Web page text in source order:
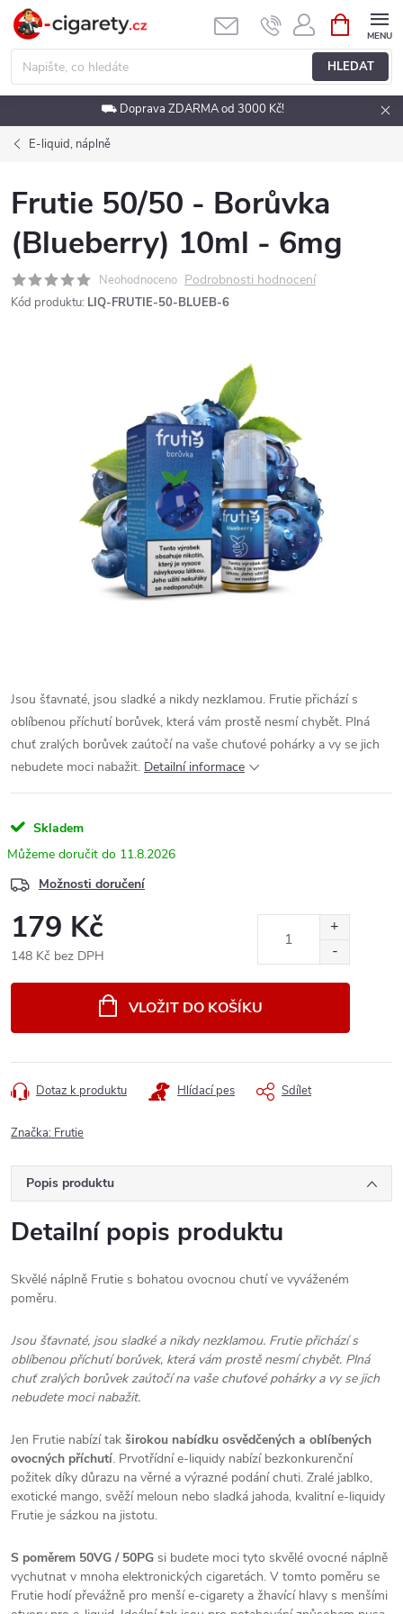
Přejít
obsah
HLEDAT
NÁKUPNÍ
KOŠÍK
⛟ Doprava ZDARMA od 3000 Kč!
E-liquid, náplně
Frutie 50/50 - Borůvka
(Blueberry) 10ml - 6mg
Neohodnoceno Podrobnosti hodnocení
Kód produktu: LIQ-FRUTIE-50-BLUEB-6
Jsou šťavnaté, jsou sladké a nikdy nezklamou. Frutie přichází s
oblíbenou příchutí borůvek, která vám prostě nesmí chybět. Plná
chuť zralých borůvek zaútočí na vaše chuťové pohárky a vy se jich
nebudete moci nabažit. Detailní informace
Skladem
11.8.2026
Možnosti doručení
179 Kč
148 Kč bez DPH
VLOŽIT DO KOŠÍKU
Dotaz k produktu Hlídací pes Sdílet
Značka: Frutie
Popis produktu
Detailní popis produktu
Skvělé náplně Frutie s bohatou ovocnou chutí ve vyváženém
poměru.
Jsou šťavnaté, jsou sladké a nikdy nezklamou. Frutie přichází s
oblíbenou příchutí borůvek, která vám prostě nesmí chybět. Plná
chuť zralých borůvek zaútočí na vaše chuťové pohárky a vy se jich
nebudete moci nabažit.
Jen Frutie nabízí tak širokou nabídku osvědčených a oblíbených
ovocných příchutí. Prvotřídní e-liquidy nabízí bezkonkurenční
požitek díky důrazu na věrné a výrazné podání chuti. Zralé jablko,
exotické mango, svěží meloun nebo sladká jahoda, kvalitní e-liquidy
Frutie je sázkou na jistotu.
S poměrem 50VG / 50PG si budete moci tyto skvělé ovocné náplně
vychutnat v mnoha elektronických cigaretách. V tomto poměru se
Frutie hodí převážně pro menší e-cigarety a žhavící hlavy s menšími